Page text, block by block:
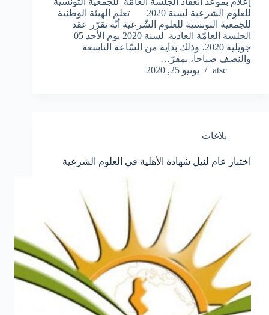
للعلوم الشرعية لسنة 2020 تعلم الهيئة الوطنية
للجمعية التونسية للعلوم الشّرعية أنّه تقرّر عقد
الجلسة العامّة العادية لسنة 2020 يوم الأحد 05
جويلية 2020، وذلك بداية من السّاعة التاسعة
والنصف صباحا، بمقرّ…
atsc
يونيو 25, 2020
بلاغات
اختبار عام لنيل شهادة الأهلية في العلوم الشرعية